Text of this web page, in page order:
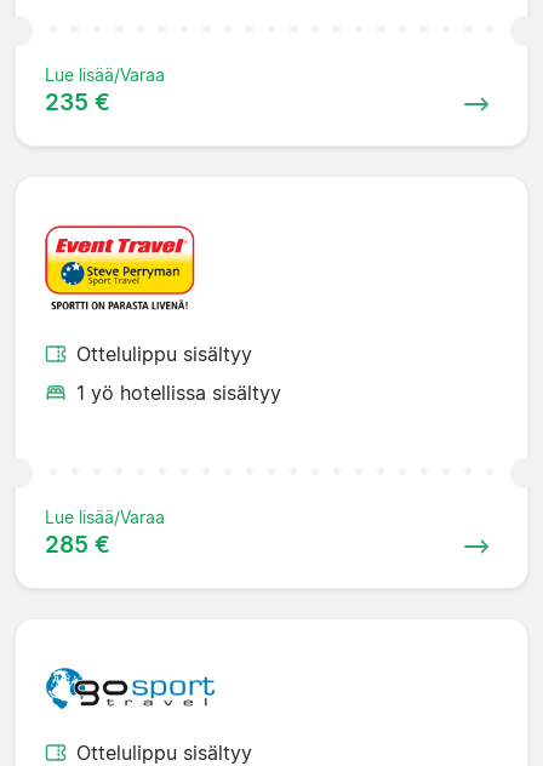
Lue lisää/Varaa
235 €
Ottelulippu sisältyy
1 yö hotellissa sisältyy
Lue lisää/Varaa
285 €
Ottelulippu sisältyy